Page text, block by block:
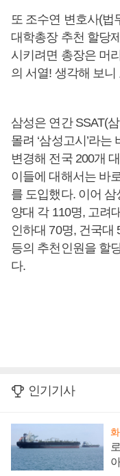
또 조수연 변호사(법
대학총장 추천 할당
시키려면 총장은 머
의 서열! 생각해 보
삼성은 연간 SSAT(
몰려 ‘삼성고시’라
변경해 전국 200개
이들에 대해서는 바
를 도입했다. 이어
양대 각 110명, 고려
인하대 70명, 건국대
등의 추천인원을 할
다.
인기기사